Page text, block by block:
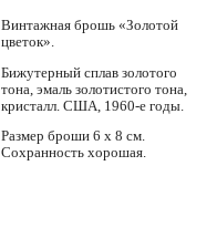
Винтажная брошь «Золотой
цветок».
Бижутерный сплав золотого
тона, эмаль золотистого тона,
кристалл. США, 1960-е годы.
Размер броши 6 х 8 см.
Сохранность хорошая.